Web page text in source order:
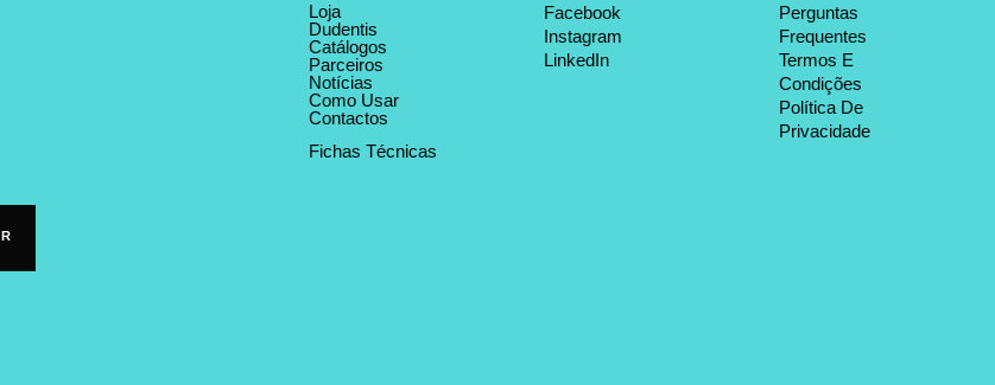
Loja
Dudentis
Catálogos
Parceiros
Notícias
Como Usar
Contactos
Fichas Técnicas
Facebook
Instagram
LinkedIn
Perguntas
Frequentes
Termos E
Condições
Política De
Privacidade